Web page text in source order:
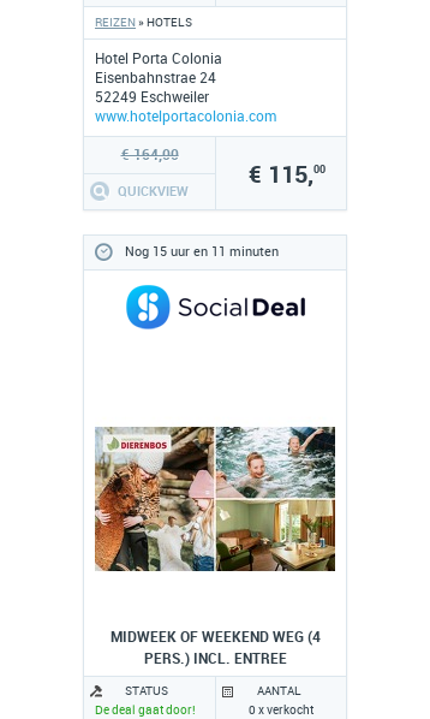
Hotel Porta Colonia
Eisenbahnstrae 24
52249 Eschweiler
www.hotelportacolonia.com
REIZEN» HOTELS
€ 164,00
QUICKVIEW
€ 115,00
Nog 15 uur en 11 minuten
MIDWEEK OF WEEKEND WEG (4
PERS.) INCL. ENTREE
DIERENTUINEN
STATUS
De deal gaat door!
AANTAL
0 x verkocht